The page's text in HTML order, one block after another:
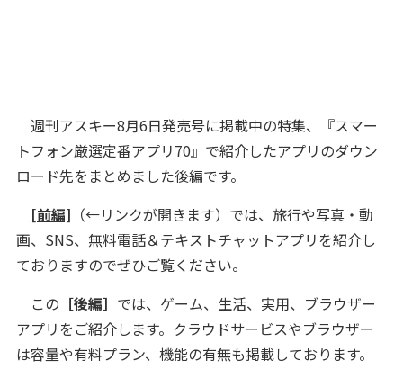
週刊アスキー8月6日発売号に掲載中の特集、『スマー
トフォン厳選定番アプリ70』で紹介したアプリのダウン
ロード先をまとめました後編です。
[前編] （←リンクが開きます）では、旅行や写真・動
画、SNS、無料電話＆テキストチャットアプリを紹介し
ておりますのでぜひご覧ください。
この ［後編］ では、ゲーム、生活、実用、ブラウザー
アプリをご紹介します。クラウドサービスやブラウザー
は容量や有料プラン、機能の有無も掲載しております。